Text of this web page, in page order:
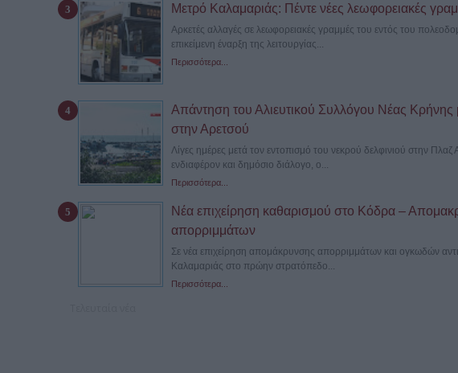
Μετρό Καλαμαριάς: Πέντε νέες λεωφορειακές
Αρκετές αλλαγές σε λεωφορειακές γραμμές του εντός του
επικείμενη έναρξη της λειτουργίας...
Περισσότερα...
Απάντηση του Αλιευτικού Συλλόγου Νέας Κρήνης
στην Αρετσού
Λίγες ημέρες μετά τον εντοπισμό του νεκρού δελφινιού στην
ενδιαφέρον και δημόσιο διάλογο, ο...
Περισσότερα...
Νέα επιχείρηση καθαρισμού στο Κόδρα –
απορριμμάτων
Σε νέα επιχείρηση απομάκρυνσης απορριμμάτων και ογκωδών
Καλαμαριάς στο πρώην στρατόπεδο...
Περισσότερα...